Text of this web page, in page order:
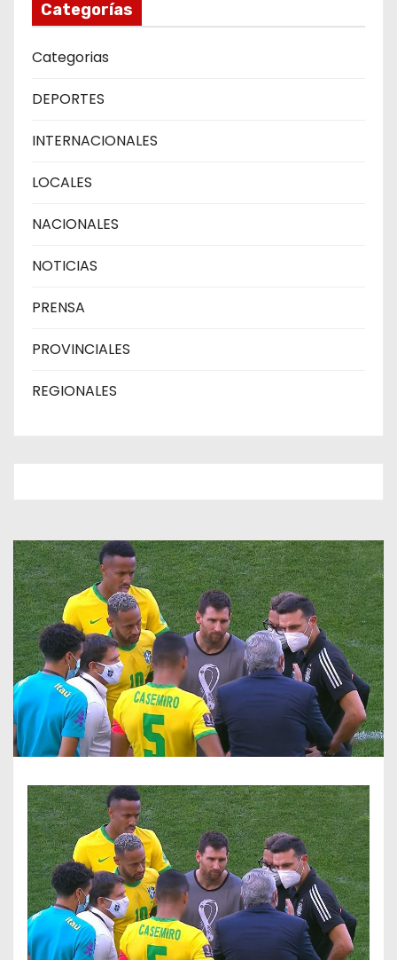
Categorías
Categorias
DEPORTES
INTERNACIONALES
LOCALES
NACIONALES
NOTICIAS
PRENSA
PROVINCIALES
REGIONALES